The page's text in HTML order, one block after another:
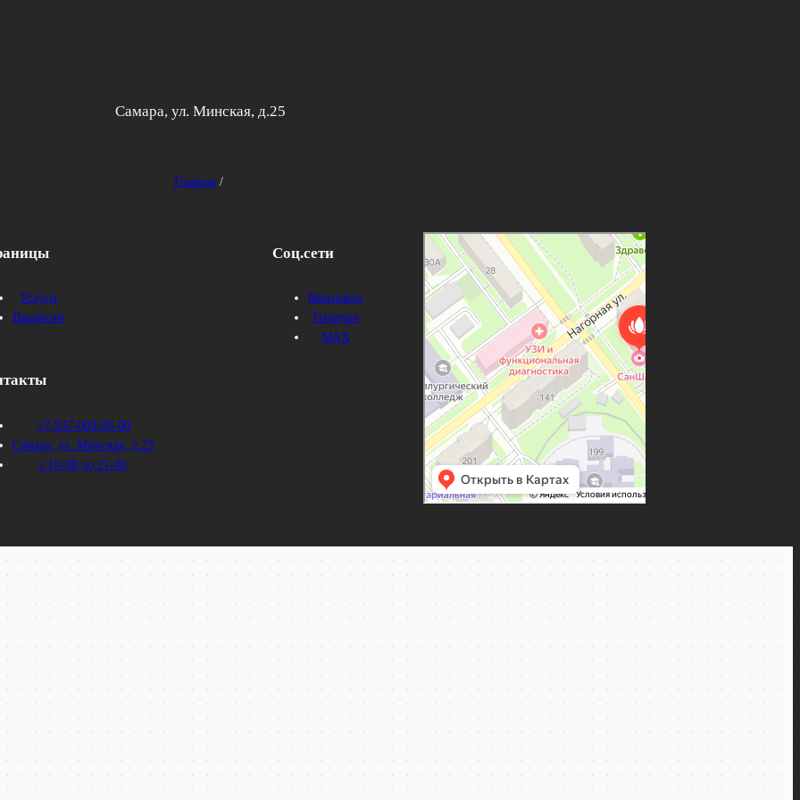
Самара, ул. Минская, д.25
Главная/
Услуги
Вакансии
Соц.сети
Вконтакте
Telegram
MAX
+7-937-069-96-00
Самара, ул. Минская, д.25
с 10-00 до 21-00
SunShine
Салон красоты в Самаре
Ногтевая студия в Самаре